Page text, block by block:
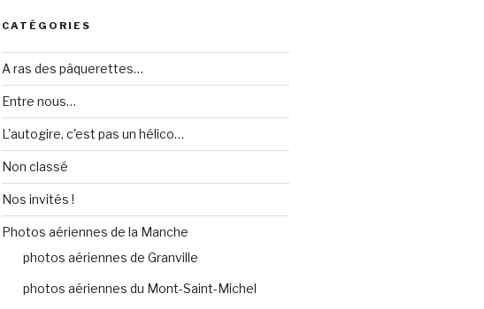
CATÉGORIES
A ras des pâquerettes…
Entre nous…
L'autogire, c'est pas un hélico…
Non classé
Nos invités !
Photos aériennes de la Manche
photos aériennes de Granville
photos aériennes du Mont-Saint-Michel